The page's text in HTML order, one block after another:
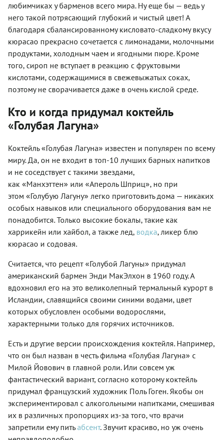
любимчиках у барменов всего мира. Ну еще бы — ведь у
него такой потрясающий глубокий и чистый цвет! А
благодаря сбалансированному кисловато-сладкому вкусу
кюрасао прекрасно сочетается с лимонадами, молочными
продуктами, холодным чаем и ягодными пюре. Кроме
того, сироп не вступает в реакцию с фруктовыми
кислотами, содержащимися в свежевыжатых соках,
поэтому не сворачивается даже в очень кислой среде.
Кто и когда придумал коктейль
«Голубая Лагуна»
Коктейль«Голубая Лагуна» известен и популярен по всему
миру. Да, он не входит в топ-10 лучших барных напитков
и не соседствует с такими звездами,
как «Манхэттен» или «Апероль Шприц», но при
этом «Голубую Лагуну» легко приготовить дома — никаких
особых навыков или специального оборудования вам не
понадобится. Только высокие бокалы, такие как
харрикейн или хайбол, а также лед, водка, ликер блю
кюрасао и содовая.
Считается, что рецепт«Голубой Лагуны» придумал
американский бармен Энди МакЭлхон в 1960 году. А
вдохновил его на это великолепный термальный курорт в
Исландии, славящийся своими синими водами, цвет
которых обусловлен особыми водорослями,
характерными только для горячих источников.
Есть и другие версии происхождения коктейля. Например,
что он был назван в честь фильма «Голубая Лагуна» с
Милой Йовович в главной роли. Или совсем уж
фантастический вариант, согласно которому коктейль
придумал французский художник Поль Гоген. Якобы он
экспериментировал с алкогольными напитками, смешивая
их в различных пропорциях из-за того, что врачи
запретили ему питьабсент. Звучит красиво, но уж очень